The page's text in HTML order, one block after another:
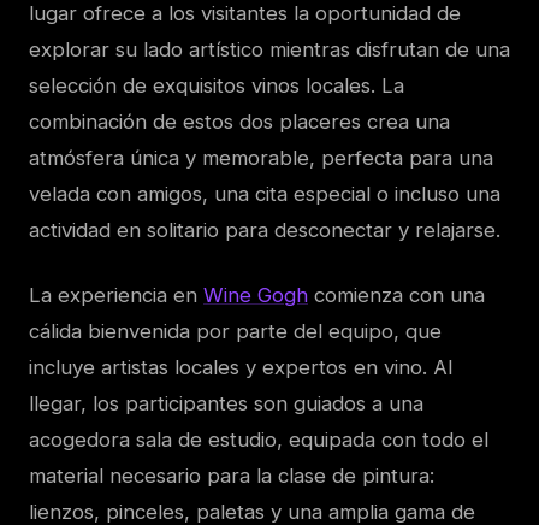
lugar ofrece a los visitantes la oportunidad de
explorar su lado artístico mientras disfrutan de una
selección de exquisitos vinos locales. La
combinación de estos dos placeres crea una
atmósfera única y memorable, perfecta para una
velada con amigos, una cita especial o incluso una
actividad en solitario para desconectar y relajarse.
La experiencia en Wine Gogh comienza con una
cálida bienvenida por parte del equipo, que
incluye artistas locales y expertos en vino. Al
llegar, los participantes son guiados a una
acogedora sala de estudio, equipada con todo el
material necesario para la clase de pintura:
lienzos, pinceles, paletas y una amplia gama de